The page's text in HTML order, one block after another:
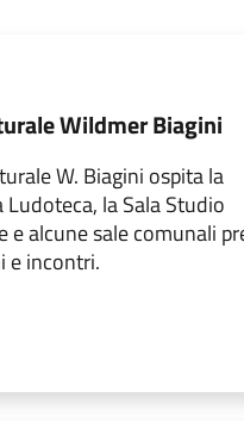
Wildmer Biagini
W. Biagini ospita la
Ludoteca, la Sala Studio
e alcune sale comunali
e incontri.